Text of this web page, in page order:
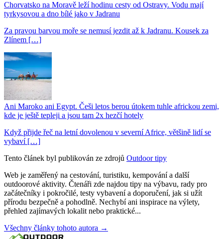
Chorvatsko na Moravě leží hodinu cesty od Ostravy. Vodu mají
tyrkysovou a dno bílé jako v Jadranu
Za pravou barvou moře se nemusí jezdit až k Jadranu. Kousek za
Zlínem […]
Ani Maroko ani Egypt. Češi letos berou útokem tuhle africkou zemi,
kde je ještě tepleji a jsou tam 2x hezčí hotely
Když přijde řeč na letní dovolenou v severní Africe, většině lidí se
vybaví […]
Tento článek byl publikován ze zdrojů Outdoor tipy
Web je zaměřený na cestování, turistiku, kempování a další
outdoorové aktivity. Čtenáři zde najdou tipy na výbavu, rady pro
začátečníky i pokročilé, testy vybavení a doporučení, jak si užít
přírodu bezpečně a pohodlně. Nechybí ani inspirace na výlety,
přehled zajímavých lokalit nebo praktické...
Všechny články tohoto autora →